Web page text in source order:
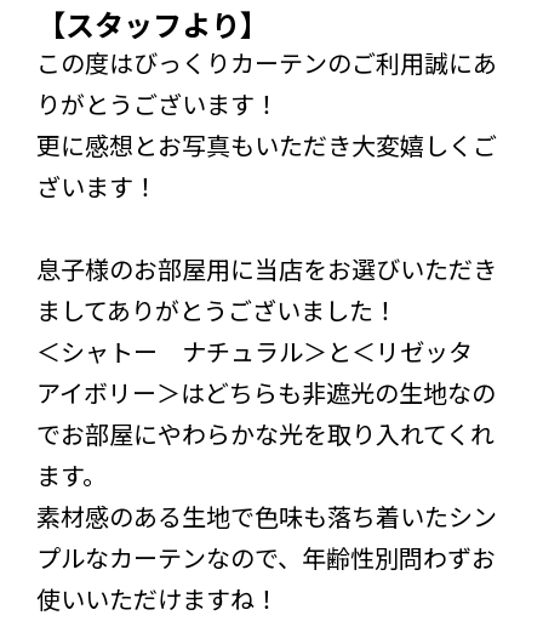
【スタッフより】
この度はびっくりカーテンのご利用誠にあ
りがとうございます！
更に感想とお写真もいただき大変嬉しくご
ざいます！
息子様のお部屋用に当店をお選びいただき
ましてありがとうございました！
＜シャトー ナチュラル＞と＜リゼッタ
アイボリー＞はどちらも非遮光の生地なの
でお部屋にやわらかな光を取り入れてくれ
ます。
素材感のある生地で色味も落ち着いたシン
プルなカーテンなので、年齢性別問わずお
使いいただけますね！